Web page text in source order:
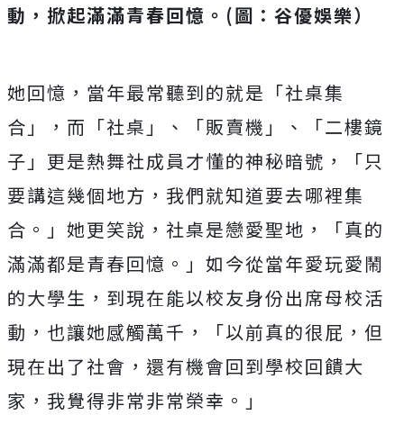
動，掀起滿滿青春回憶。(圖：谷優娛樂）
她回憶，當年最常聽到的就是「社桌集
合」，而「社桌」、「販賣機」、「二樓鏡
子」更是熱舞社成員才懂的神秘暗號，「只
要講這幾個地方，我們就知道要去哪裡集
合。」她更笑說， 社桌是戀愛聖地，「真的
滿滿都是青春回憶。」 如今從當年愛玩愛鬧
的大學生，到現在能以校友身份出席母校活
動， 也讓她感觸萬千，「以前真的很屁，但
現在出了社會， 還有機會回到學校回饋大
家，我覺得非常非常榮幸。」